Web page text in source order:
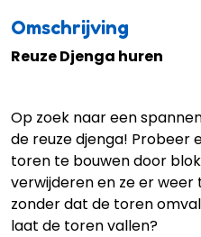
Omschrijving
Reuze Djenga huren
Op zoek naar een
de reuze djenga! Probeer
toren te bouwen door
verwijderen en ze er
zonder dat de toren
laat de toren vallen?